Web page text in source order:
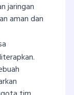
jaringan
aman dan